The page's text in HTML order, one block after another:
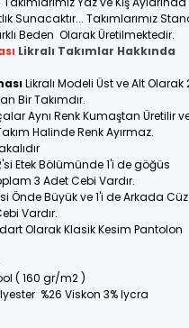
Sunacaktır... Takımlarımız
Beden Olarak Üretilmektedir.
Likralı Takımlar Hakkında
Likralı Modeli Üst ve Alt Olarak
Bir Takımdır.
Aynı Renk Kumaştan Üretilir
Halinde Renk Ayırmaz.
Etek Bölümünde 1'i de göğüs
3 Adet Cebi Vardır.
Önde Büyük ve 1'i de Arkada
Vardır.
Olarak Klasik Kesim Pantolon
( 160 gr/m2 )
%26 Viskon 3% lycra